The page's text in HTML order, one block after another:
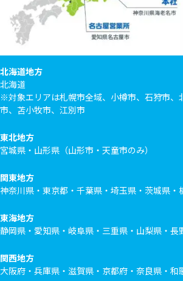
北海道地方
北海道
※対象エリアは札幌市全域、小樽市、石狩市、
市、苫小牧市、江別市
東北地方
宮城県・山形県（山形市・天童市のみ）
関東地方
神奈川県・東京都・千葉県・埼玉県・茨城県・
東海地方
静岡県・愛知県・岐阜県・三重県・山梨県・長
関西地方
大阪府・兵庫県・滋賀県・京都府・奈良県・和